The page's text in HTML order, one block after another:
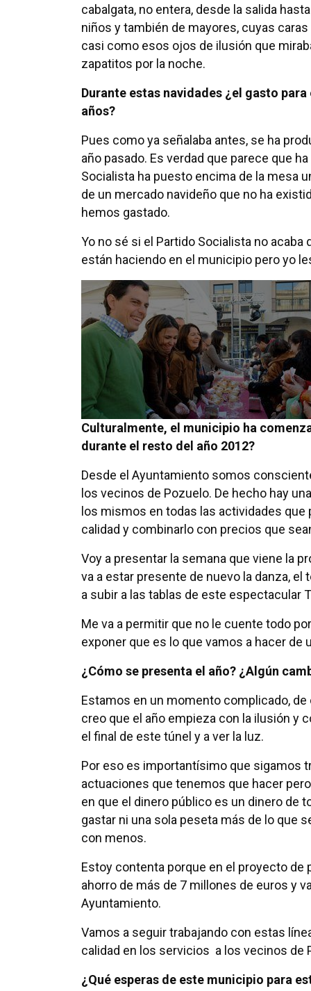
cabalgata, no entera, desde la salida
niños y también de mayores, cuyas
casi como esos ojos de ilusión que
zapatitos por la noche.
Durante estas navidades ¿el gasto
años?
Pues como ya señalaba antes, se ha
año pasado. Es verdad que parece que
Socialista ha puesto encima de la mesa
de un mercado navideño que no ha
hemos gastado.
Yo no sé si el Partido Socialista no
están haciendo en el municipio pero yo
Culturalmente, el municipio ha
durante el resto del año 2012?
Desde el Ayuntamiento somos
los vecinos de Pozuelo. De hecho hay
los mismos en todas las actividades
calidad y combinarlo con precios que
Voy a presentar la semana que viene la
va a estar presente de nuevo la danza,
a subir a las tablas de este espectacular
Me va a permitir que no le cuente todo
exponer que es lo que vamos a hacer de
¿Cómo se presenta el año? ¿Algún
Estamos en un momento complicado,
creo que el año empieza con la ilusión y
el final de este túnel y a ver la luz.
Por eso es importantísimo que sigamos
actuaciones que tenemos que hacer
en que el dinero público es un dinero de
gastar ni una sola peseta más de lo que
con menos.
Estoy contenta porque en el proyecto
ahorro de más de 7 millones de euros y
Ayuntamiento.
Vamos a seguir trabajando con estas
calidad en los servicios a los vecinos de
¿Qué esperas de este municipio para